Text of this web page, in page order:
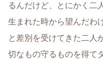
るんだけど、とにかく二
生まれた時から望んだわ
と差別を受けてきた二人
切なもの守るものを得て